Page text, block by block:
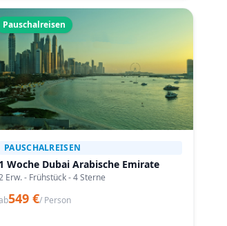
Pauschalreisen
PAUSCHALREISEN
1 Woche Dubai Arabische Emirate
Erw. - Frühstück - 4 Sterne
549 €/ Person